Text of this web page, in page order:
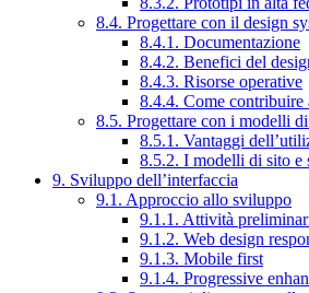
8.4. Progettare con il design
8.4.1. Documentazione
8.4.2. Benefici del
8.4.3. Risorse operative
8.4.4. Come contribuire
8.5. Progettare con i modelli
8.5.1. Vantaggi
8.5.2. I modelli di sito e
9. Sviluppo dell’interfaccia
9.1. Approccio allo sviluppo
9.1.1. Attività
9.1.2. Web design
9.1.3. Mobile first
9.1.4. Progressive